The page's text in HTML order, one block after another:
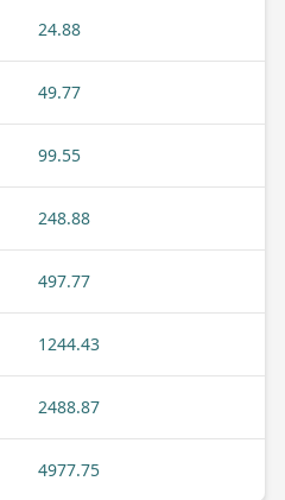
24.88
49.77
99.55
248.88
497.77
1244.43
2488.87
4977.75